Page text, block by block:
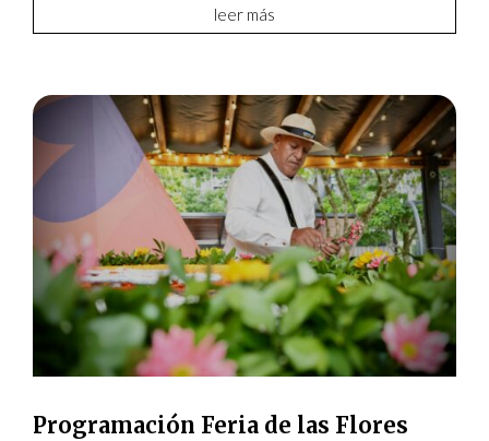
leer más
Programación Feria de las Flores